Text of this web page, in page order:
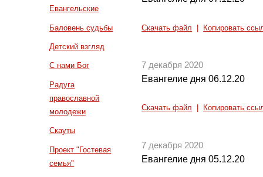
Евангельские
Баловень судьбы
Детский взгляд
С нами Бог
Радуга
православной
молодежи
Скауты
Проект "Гостевая
семья"
Скачать файл Копировать
7 декабря 2020
Евангелие дня 06.12.20
Скачать файл Копировать
7 декабря 2020
Евангелие дня 05.12.20